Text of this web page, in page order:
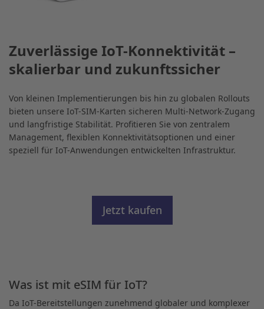
Zuverlässige IoT-Konnektivität –
skalierbar und zukunftssicher
Von kleinen Implementierungen bis hin zu globalen Rollouts
bieten unsere IoT-SIM-Karten sicheren Multi-Network-Zugang
und langfristige Stabilität. Profitieren Sie von zentralem
Management, flexiblen Konnektivitätsoptionen und einer
speziell für IoT-Anwendungen entwickelten Infrastruktur.
Jetzt kaufen
Was ist mit eSIM für IoT?
Da IoT-Bereitstellungen zunehmend globaler und komplexer